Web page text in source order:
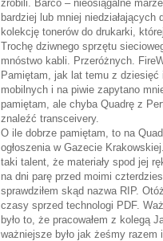
zrobili. Barco – nieosiągalne
bardziej lub mniej
kolekcję tonerów do drukarki,
Trochę dziwnego sprzętu
mnóstwo kabli. Przeróżnych.
Pamiętam, jak lat temu z dziesięć
mobilnych i na piwie zapytano
pamiętam, ale chyba Quadrę z
znaleźć transceivery.
O ile dobrze pamiętam, to na
ogłoszenia w Gazecie
taki talent, że materiały spod jej
na dni parę przed moimi
sprawdziłem skąd nazwa RIP.
czasy sprzed technologi PDF.
było to, że pracowałem z kolegą
ważniejsze było jak żeśmy